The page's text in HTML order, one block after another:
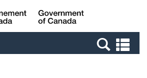
Passer
au
Passer
à
Canada
et